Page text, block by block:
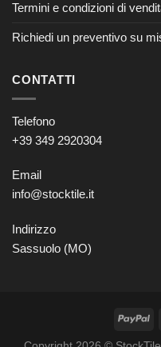
Termini e condizioni di
Richiedi un preventivo su
CONTATTI
Telefono
+39 349 2920304
Email
info@stocktile.it
Indirizzo
Sassuolo (MO)